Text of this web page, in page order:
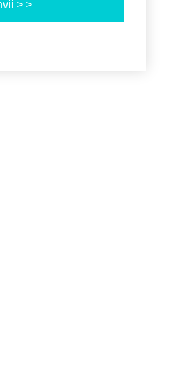
> >